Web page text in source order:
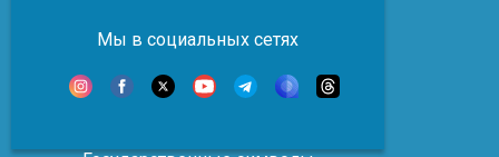
Мы в социальных сетях